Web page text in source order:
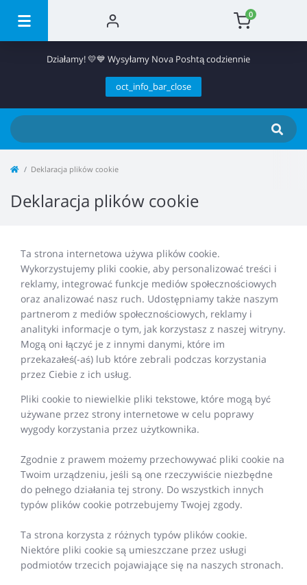
0
Działamy! 💛💙 Wysyłamy Nova Poshtą codziennie
oct_info_bar_close
Deklaracja plików cookie
Deklaracja plików cookie
Ta strona internetowa używa plików cookie.
Wykorzystujemy pliki cookie, aby personalizować treści i
reklamy, integrować funkcje mediów społecznościowych
oraz analizować nasz ruch. Udostępniamy także naszym
partnerom z mediów społecznościowych, reklamy i
analityki informacje o tym, jak korzystasz z naszej witryny.
Mogą oni łączyć je z innymi danymi, które im
przekazałeś(-aś) lub które zebrali podczas korzystania
przez Ciebie z ich usług.
Pliki cookie to niewielkie pliki tekstowe, które mogą być
używane przez strony internetowe w celu poprawy
wygody korzystania przez użytkownika.
Zgodnie z prawem możemy przechowywać pliki cookie na
Twoim urządzeniu, jeśli są one rzeczywiście niezbędne
do pełnego działania tej strony. Do wszystkich innych
typów plików cookie potrzebujemy Twojej zgody.
Ta strona korzysta z różnych typów plików cookie.
Niektóre pliki cookie są umieszczane przez usługi
podmiotów trzecich pojawiające się na naszych stronach.